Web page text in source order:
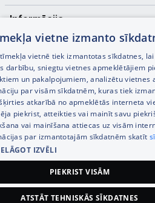
Informācija
Noderīgas saites
© SIA Tet 2026 -
vietne izmanto
vietnē tiek izmantotas sīkdatnes,
darbību, sniegtu vietnes apmeklētājiem
un pakalpojumiem, analizētu vietnes
par visām sīkdatnēm, kuras tiek
atkarībā no apmeklētās interneta
piekrist, atteikties vai mainīt savu
vai mainīšana attiecas uz visām
par izmantotajām sīkdatnēm skatīt
IZVĒLI
PIEKRIST VISĀM
ATSTĀT TEHNISKĀS SĪKDATNES